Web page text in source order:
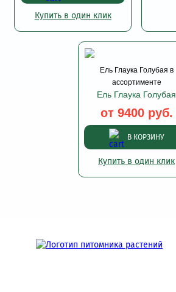
Купить в один клик
Ель Глаука Голубая в
ассортименте
Ель Глаука Голубая
от 9400 руб.
В КОРЗИНУ
Купить в один клик